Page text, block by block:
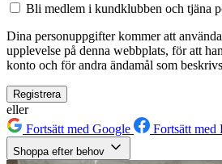
Bli medlem i kundklubben och tjäna
Dina personuppgifter kommer att
upplevelse på denna webbplats, för att
konto och för andra ändamål som
Registrera
eller
Fortsätt med Google
Fortsätt med
Shoppa efter behov